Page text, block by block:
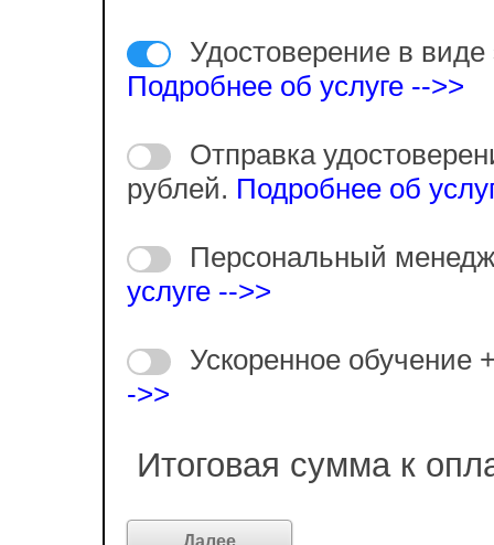
Удостоверение в виде
Подробнее об услуге -->>
Отправка
рублей. Подробнее об
Персональный
услуге -->>
Ускоренное обучение
->>
Итоговая сумма к